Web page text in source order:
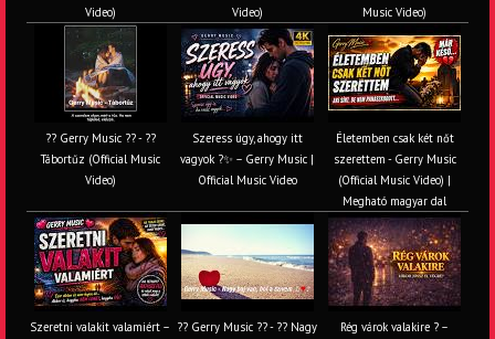
Video)
Video)
Music Video)
?? Gerry Music ?? - ??
Tábortűz (Official Music
Video)
Szeress úgy, ahogy itt
vagyok ?✨ – Gerry Music |
Official Music Video
Életemben csak két nőt
szerettem - Gerry Music
(Official Music Video) |
Megható magyar dal
Szeretni valakit valamiért – ?? Gerry Music ?? - ?? Nagy
Rég várok valakire ? –